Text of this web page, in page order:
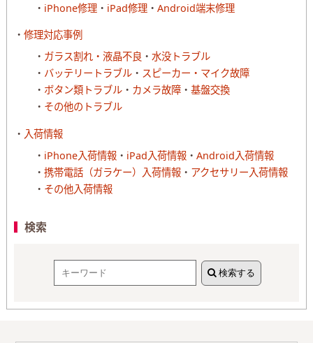
iPhone修理
iPad修理 Android端末修理
修理対応事例
ガラス割れ・液晶不良
水没トラブル
バッテリートラブル
スピーカー・マイク故障
ボタン類トラブル
カメラ故障
基盤交換
その他のトラブル
入荷情報
iPhone入荷情報
iPad入荷情報
Android入荷情報
携帯電話（ガラケー）入荷情報
アクセサリー入荷情報
その他入荷情報
検索
検索する